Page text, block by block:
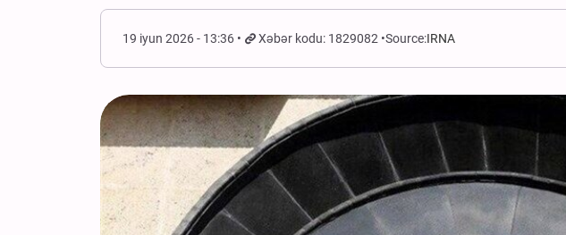
19 iyun 2026 - 13:36 Xəbər kodu: 1829082 Source:IRNA